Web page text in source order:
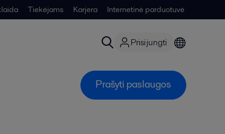
Tiekėjams Karjera Internetinė parduotuvė
Prisijungti
Prašyti paslaugos